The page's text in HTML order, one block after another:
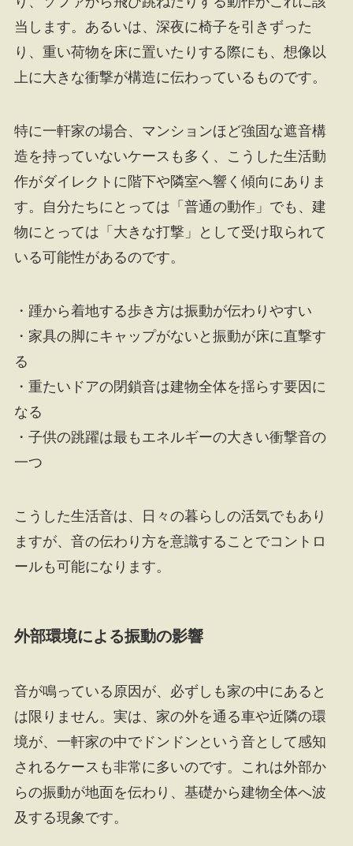
当します。あるいは、深夜に椅子を引きずった
り、重い荷物を床に置いたりする際にも、想像以
上に大きな衝撃が構造に伝わっているものです。
特に一軒家の場合、マンションほど強固な遮音構
造を持っていないケースも多く、こうした生活動
作がダイレクトに階下や隣室へ響く傾向にありま
す。自分たちにとっては「普通の動作」でも、建
物にとっては「大きな打撃」として受け取られて
いる可能性があるのです。
・踵から着地する歩き方は振動が伝わりやすい
・家具の脚にキャップがないと振動が床に直撃す
る
・重たいドアの閉鎖音は建物全体を揺らす要因に
なる
・子供の跳躍は最もエネルギーの大きい衝撃音の
一つ
こうした生活音は、日々の暮らしの活気でもあり
ますが、音の伝わり方を意識することでコントロ
ールも可能になります。
外部環境による振動の影響
音が鳴っている原因が、必ずしも家の中にあると
は限りません。実は、家の外を通る車や近隣の環
境が、一軒家の中でドンドンという音として感知
されるケースも非常に多いのです。これは外部か
らの振動が地面を伝わり、基礎から建物全体へ波
及する現象です。